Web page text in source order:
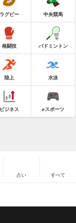
ラグビー 中央競馬
格闘技 バドミントン
陸上 水泳
ビジネス eスポーツ
占い すべて